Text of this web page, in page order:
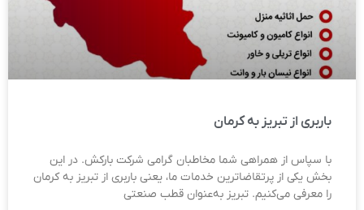
باربری از تبریز به کرمان
با سپاس از همراهی شما مخاطبان گرامی شرکت بارکش. در این
بخش یکی از پرتقاضاترین خدمات ما، یعنی باربری از تبریز به کرمان
را معرفی می‌کنیم. تبریز به‌عنوان قطب صنعتی